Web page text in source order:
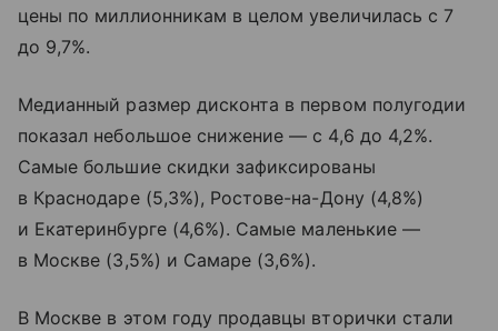
цены по миллионникам в целом увеличилась с 7
до 9,7%.
Медианный размер дисконта в первом полугодии
показал небольшое снижение — с 4,6 до 4,2%.
Самые большие скидки зафиксированы
в Краснодаре (5,3%), Ростове-на-Дону (4,8%)
и Екатеринбурге (4,6%). Самые маленькие —
в Москве (3,5%) и Самаре (3,6%).
В Москве в этом году продавцы вторички стали